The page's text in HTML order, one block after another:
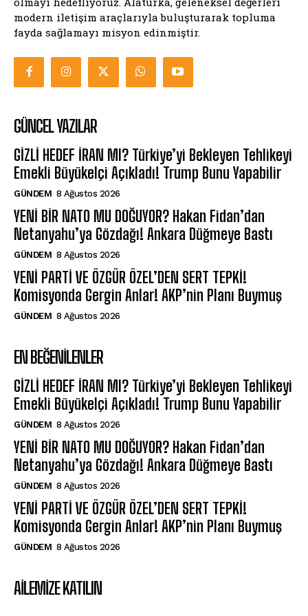
modern iletişim araçlarıyla buluşturarak topluma
fayda sağlamayı misyon edinmiştir.
GÜNCEL YAZILAR
GİZLİ HEDEF İRAN MI? Türkiye’yi Bekleyen Tehlikeyi
Emekli Büyükelçi Açıkladı! Trump Bunu Yapabilir
GÜNDEM 8 Ağustos 2026
YENİ BİR NATO MU DOĞUYOR? Hakan Fidan’dan
Netanyahu’ya Gözdağı! Ankara Düğmeye Bastı
GÜNDEM 8 Ağustos 2026
YENİ PARTİ VE ÖZGÜR ÖZEL’DEN SERT TEPKİ!
Komisyonda Gergin Anlar! AKP’nin Planı Buymuş
GÜNDEM 8 Ağustos 2026
EN BEĞENILENLER
GİZLİ HEDEF İRAN MI? Türkiye’yi Bekleyen Tehlikeyi
Emekli Büyükelçi Açıkladı! Trump Bunu Yapabilir
GÜNDEM 8 Ağustos 2026
YENİ BİR NATO MU DOĞUYOR? Hakan Fidan’dan
Netanyahu’ya Gözdağı! Ankara Düğmeye Bastı
GÜNDEM 8 Ağustos 2026
YENİ PARTİ VE ÖZGÜR ÖZEL’DEN SERT TEPKİ!
Komisyonda Gergin Anlar! AKP’nin Planı Buymuş
GÜNDEM 8 Ağustos 2026
AILEMIZE KATILIN